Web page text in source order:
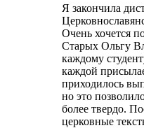
Я закончила
Очень хочется
Старых Ольгу
каждому
каждой
приходилось
но это
более твердо.
церковные